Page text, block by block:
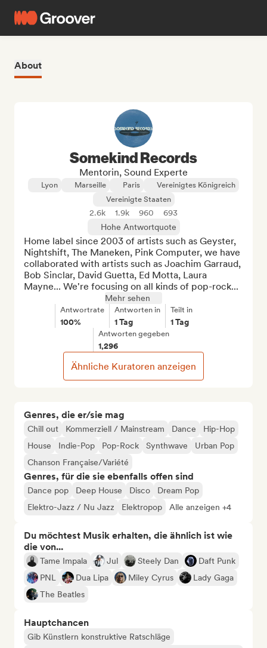
About
Genres, die er/sie mag
Chill out Kommerziell / Mainstream Dance
Hip-Hop
House
Indie-Pop Pop-Rock Synthwave
Urban Pop
Chanson Française/Variété
Genres, für die sie ebenfalls offen sind
Dance pop Deep House Disco
Dream Pop
Elektro-Jazz / Nu Jazz
Elektropop Alle anzeigen +4
Du möchtest Musik erhalten, die ähnlich ist wie
die von...
Tame Impala Jul Steely Dan
Daft Punk
PNL
Dua Lipa Miley Cyrus
Lady Gaga
The Beatles
Hauptchancen
Gib Künstlern konstruktive Ratschläge
Somekind Records
Mentorin, Sound Experte
Lyon Marseille Paris
Vereinigtes Königreich
Vereinigte Staaten
2.6k 1.9k 960
693
Hohe Antwortquote
Home label since 2003 of artists such as Geyster,
Nightshift, The Maneken, Pink Computer, we have
collaborated with artists such as Joachim Garraud,
Bob Sinclar, David Guetta, Ed Motta, Laura
Mayne... We're focusing on all kinds of pop-rock...
Mehr sehen
Antwortrate
100%
Antworten in
1 Tag
Teilt in
1 Tag
Antworten gegeben
1,296
Ähnliche Kuratoren anzeigen